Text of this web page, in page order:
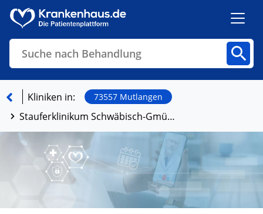
Suche nach Behandlung
Finden
Kliniken in: 73557 Mutlangen
Stauferklinikum Schwäbisch-Gmünd